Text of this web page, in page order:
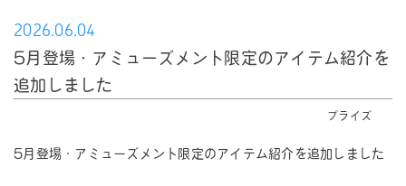
2026.06.04
5月登場・アミューズメント限定のアイテム紹介を
追加しました
プライズ
5月登場・アミューズメント限定のアイテム紹介を追加しました